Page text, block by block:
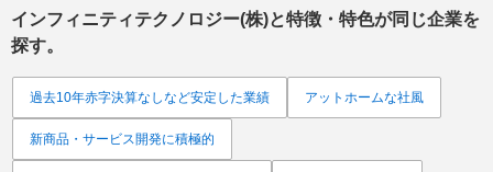
インフィニティテクノロジー(株)と特徴・特色が同じ企業を
探す。
過去10年赤字決算なしなど安定した業績 アットホームな社風
新商品・サービス開発に積極的